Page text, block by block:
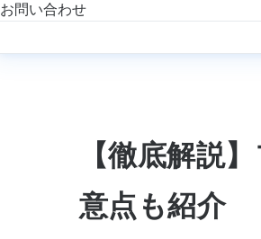
お問い合わせ
【徹底解説
意点も紹介